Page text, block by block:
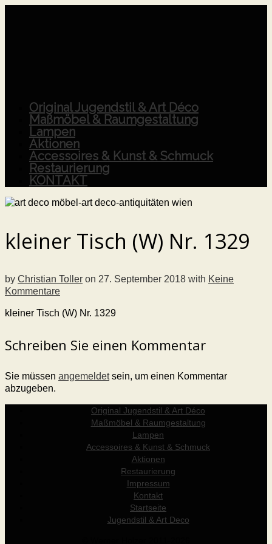
Original Jugendstil & Art Déco
Maßmöbel & Raumgestaltung
Lampen
Aktionen
Accessoires & Kunst & Schmuck
Restaurierung
KONTAKT
kleiner Tisch (W) Nr. 1329
by Christian Toller on 27. September 2018 with Keine
Kommentare
kleiner Tisch (W) Nr. 1329
Schreiben Sie einen Kommentar
Sie müssen angemeldetsein, um einen Kommentar
abzugeben.
Original Jugendstil & Art Déco
Maßmöbel & Raumgestaltung
Lampen
Accessoires & Kunst & Schmuck
Aktionen
Restaurierung
Impressum
Kontakt
Startseite
Jugendstil & Art Deco